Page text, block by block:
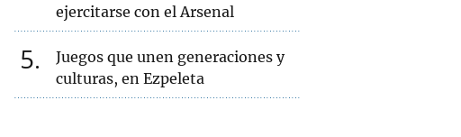
ejercitarse con el Arsenal
5
Juegos que unen generaciones y
culturas, en Ezpeleta